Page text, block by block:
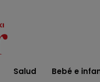
Salud Bebé e